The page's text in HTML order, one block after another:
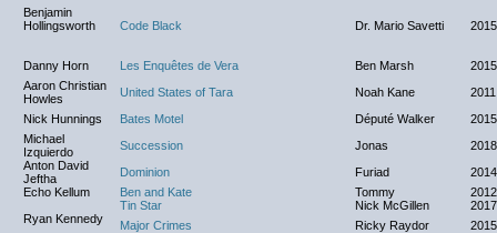
Benjamin
Hollingsworth
Code Black Dr. Mario Savetti
Danny Horn Les Enquêtes de Vera Ben Marsh
2015
Aaron Christian
Howles
United States of Tara Noah Kane
2011
Nick Hunnings
Bates Motel Député Walker
2015
Michael
Izquierdo
Succession Jonas
2018
Anton David
Jeftha
Dominion Furiad
Echo Kellum
Ben and Kate Tommy
Ryan Kennedy
Tin Star Nick McGillen
Major Crimes
Ricky Raydor